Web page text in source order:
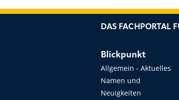
DAS FACHPORTAL
Blickpunkt
Allgemein - Aktuelles
Namen und
Neuigkeiten